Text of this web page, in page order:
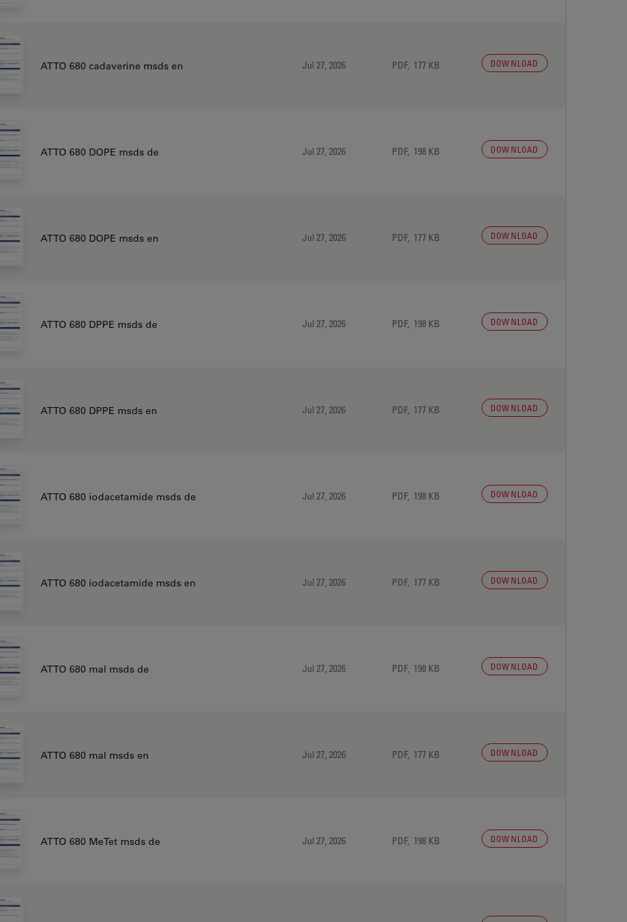
ATTO 680 cadaverine msds en Jul 27, 2026 PDF, 177 KB DOWNLOAD
ATTO 680 DOPE msds de Jul 27, 2026 PDF, 198 KB DOWNLOAD
ATTO 680 DOPE msds en Jul 27, 2026 PDF, 177 KB DOWNLOAD
ATTO 680 DPPE msds de Jul 27, 2026 PDF, 198 KB DOWNLOAD
ATTO 680 DPPE msds en Jul 27, 2026 PDF, 177 KB DOWNLOAD
ATTO 680 iodacetamide msds de Jul 27, 2026 PDF, 198 KB DOWNLOAD
ATTO 680 iodacetamide msds en Jul 27, 2026 PDF, 177 KB DOWNLOAD
ATTO 680 mal msds de Jul 27, 2026 PDF, 198 KB DOWNLOAD
ATTO 680 mal msds en Jul 27, 2026 PDF, 177 KB DOWNLOAD
ATTO 680 MeTet msds de Jul 27, 2026 PDF, 198 KB DOWNLOAD